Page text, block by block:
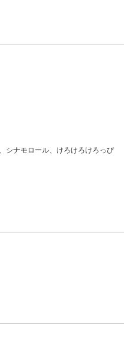
シナモロール、けろけろけろっぴ